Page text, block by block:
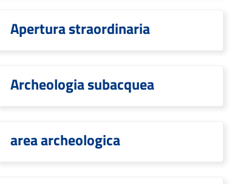
Apertura straordinaria
Archeologia subacquea
area archeologica